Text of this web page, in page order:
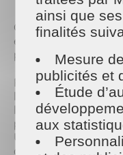
Ce mois de février
événements emploi
partenaires.
Premièrement,
l'épicerie solidaire
les clients pour leur
propreté chez les
Un moyen pour
durables à des
ainsi que
finalités
Mesure
publicités et
Étude
aux